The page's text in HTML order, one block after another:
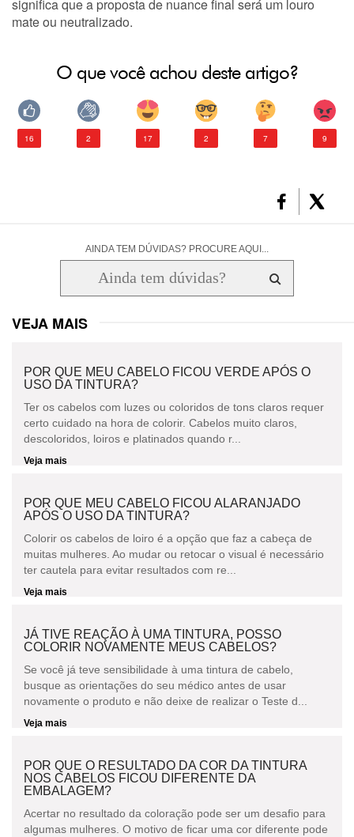
significa que a proposta de nuance final será um louro
mate ou neutralizado.
O que você achou deste artigo?
16 2 17 2 7 9
AINDA TEM DÚVIDAS? PROCURE AQUI...
VEJA MAIS
POR QUE MEU CABELO FICOU VERDE APÓS O
USO DA TINTURA?
Ter os cabelos com luzes ou coloridos de tons claros requer
certo cuidado na hora de colorir. Cabelos muito claros,
descoloridos, loiros e platinados quando r...
Veja mais
POR QUE MEU CABELO FICOU ALARANJADO
APÓS O USO DA TINTURA?
Colorir os cabelos de loiro é a opção que faz a cabeça de
muitas mulheres. Ao mudar ou retocar o visual é necessário
ter cautela para evitar resultados com re...
Veja mais
JÁ TIVE REAÇÃO À UMA TINTURA, POSSO
COLORIR NOVAMENTE MEUS CABELOS?
Se você já teve sensibilidade à uma tintura de cabelo,
busque as orientações do seu médico antes de usar
novamente o produto e não deixe de realizar o Teste d...
Veja mais
POR QUE O RESULTADO DA COR DA TINTURA
NOS CABELOS FICOU DIFERENTE DA
EMBALAGEM?
Acertar no resultado da coloração pode ser um desafio para
algumas mulheres. O motivo de ficar uma cor diferente pode